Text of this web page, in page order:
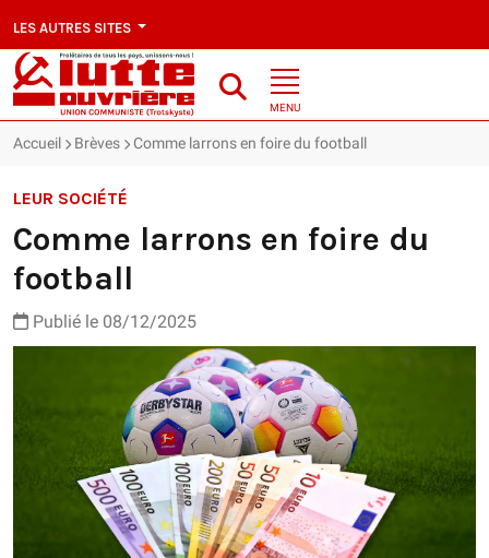
LES AUTRES SITES
MENU
Accueil Brèves Comme larrons en foire du football
LEUR SOCIÉTÉ
Comme larrons en foire du
football
Publié le 08/12/2025